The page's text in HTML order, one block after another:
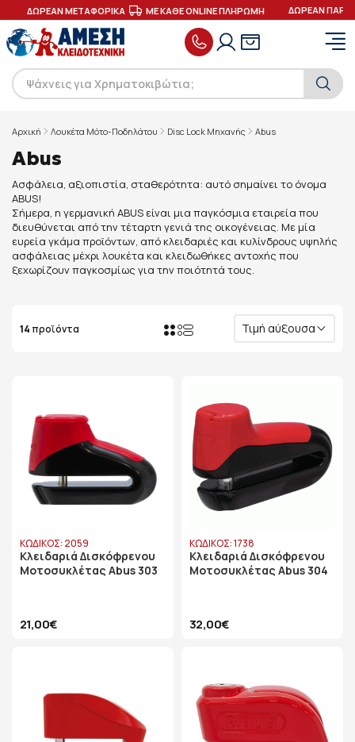
ΔΩΡΕΑΝ ΜΕΤΑΦΟΡΙΚΑ ΜΕ ΚΑΘΕ ONLINE ΠΛΗΡΩΜΗ ΔΩΡΕΑΝ
Αρχική Λουκέτα Μότο-Ποδηλάτου Disc Lock Μηχανής Abus
Abus
Ασφάλεια, αξιοπιστία, σταθερότητα: αυτό σημαίνει το όνομα
ABUS!
Σήμερα, η γερμανική ABUS είναι μια παγκόσμια εταιρεία που
διευθύνεται από την τέταρτη γενιά της οικογένειας. Με μία
ευρεία γκάμα προϊόντων, από κλειδαριές και κυλίνδρους υψηλής
ασφάλειας μέχρι λουκέτα και κλειδωθήκες αντοχής που
ξεχωρίζουν παγκοσμίως για την ποιότητά τους.
14 προϊόντα Τιμή αύξουσα
ΚΩΔΙΚΟΣ: 2059
Κλειδαριά Δισκόφρενου
Μοτοσυκλέτας Abus 303
21,00€
ΚΩΔΙΚΟΣ: 1738
Κλειδαριά Δισκόφρενου
Μοτοσυκλέτας Abus 304
32,00€